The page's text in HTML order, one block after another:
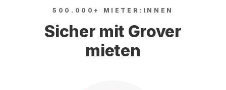
500.000+ MIETER:INNEN
Sicher mit Grover
mieten